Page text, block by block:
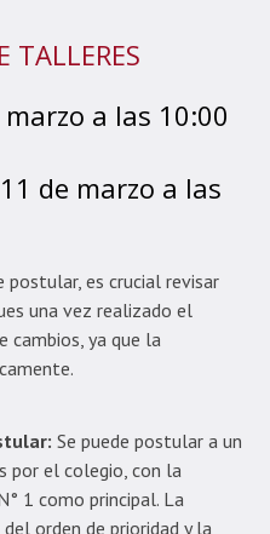
TALLERES
a las 10:00
de marzo a las
postular, es crucial revisar
una vez realizado el
cambios, ya que la
Se puede postular a un
por el colegio, con la
1 como principal. La
orden de prioridad y la